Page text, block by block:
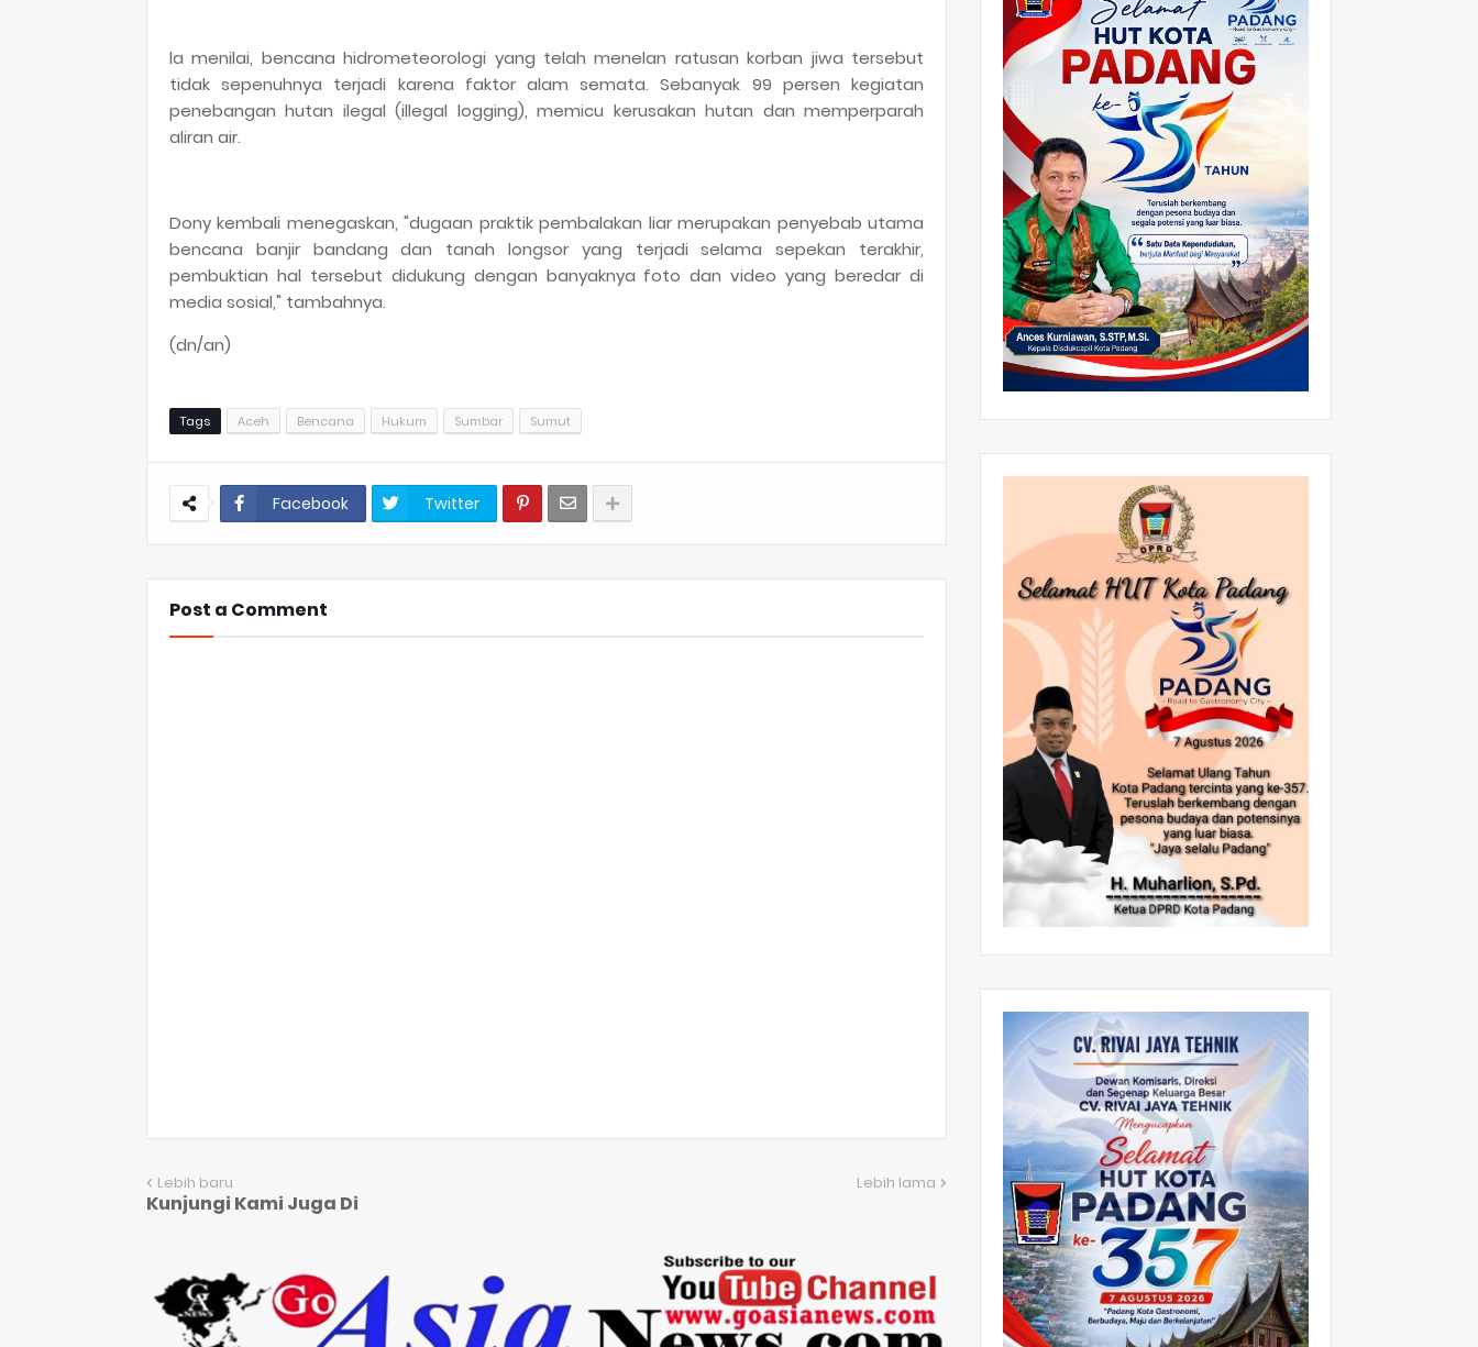
la menilai, bencana hidrometeorologi yang telah menelan ratusan korban jiwa tersebut
tidak sepenuhnya terjadi karena faktor alam semata. Sebanyak 99 persen kegiatan
penebangan hutan ilegal (illegal logging), memicu kerusakan hutan dan memperparah
aliran air.
Dony kembali menegaskan, "dugaan praktik pembalakan liar merupakan penyebab utama
bencana banjir bandang dan tanah longsor yang terjadi selama sepekan terakhir,
pembuktian hal tersebut didukung dengan banyaknya foto dan video yang beredar di
media sosial," tambahnya.
(dn/an)
Tags Aceh Bencana Hukum Sumbar Sumut
Facebook Twitter
Post a Comment
Lebih baru Lebih lama
Kunjungi Kami Juga Di